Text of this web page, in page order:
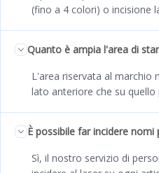
(fino a 4 colori) o incisione
Quanto è ampia l'area di
L'area riservata al marchio
lato anteriore che su
È possibile far incidere nomi
Sì, il nostro servizio di